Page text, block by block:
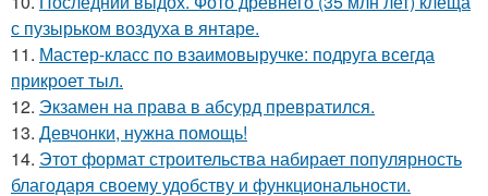
с пузырьком воздуха в янтаре.
11. Мастер-класс по взаимовыручке: подруга всегда
прикроет тыл.
12. Экзамен на права в абсурд превратился.
13. Девчонки, нужна помощь!
14. Этот формат строительства набирает популярность
благодаря своему удобству и функциональности.